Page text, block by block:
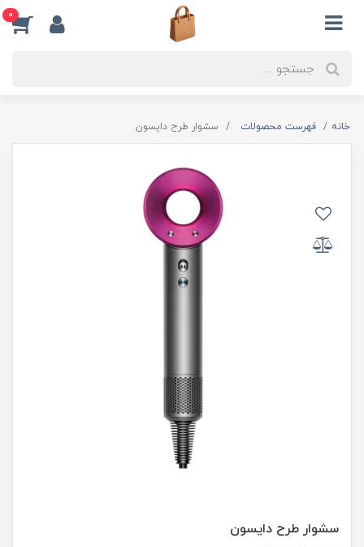
0
خانه فهرست محصولات سشوار طرح دایسون
سشوار طرح دایسون